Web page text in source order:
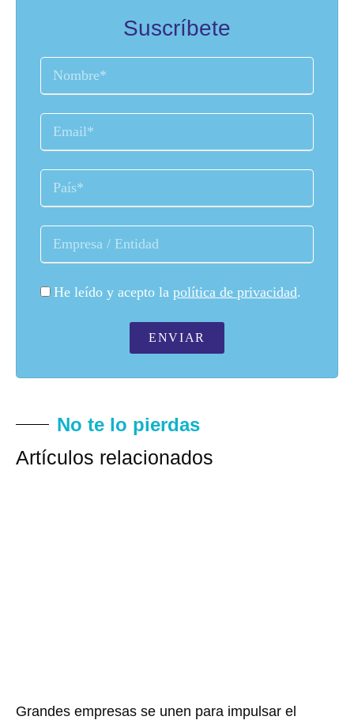
Suscríbete
He leído y acepto la política de privacidad.
ENVIAR
No te lo pierdas
Artículos relacionados
Grandes empresas se unen para impulsar el